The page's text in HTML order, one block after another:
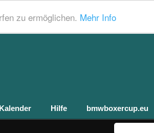
zu ermöglichen. Mehr Info
Kalender Hilfe bmwboxercup.eu